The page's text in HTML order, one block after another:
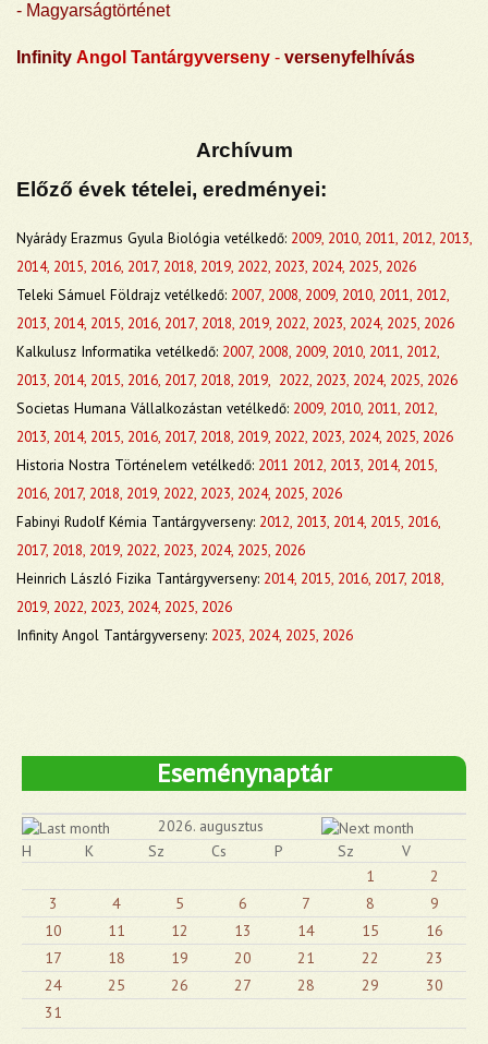
- Magyarságtörténet
Infinity Angol Tantárgyverseny - versenyfelhívás
Archívum
Előző évek tételei, eredményei:
Nyárády Erazmus Gyula Biológia vetélkedő: 2009, 2010, 2011, 2012, 2013,
2014, 2015, 2016, 2017, 2018, 2019, 2022, 2023, 2024, 2025, 2026
Teleki Sámuel Földrajz vetélkedő: 2007, 2008, 2009, 2010, 2011, 2012,
2013, 2014, 2015, 2016, 2017, 2018, 2019, 2022, 2023, 2024, 2025, 2026
Kalkulusz Informatika vetélkedő: 2007, 2008, 2009, 2010, 2011, 2012,
2013, 2014, 2015, 2016, 2017, 2018, 2019, 2022, 2023, 2024, 2025, 2026
Societas Humana Vállalkozástan vetélkedő: 2009, 2010, 2011, 2012,
2013, 2014, 2015, 2016, 2017, 2018, 2019, 2022, 2023, 2024, 2025, 2026
Historia Nostra Történelem vetélkedő: 2011 2012, 2013, 2014, 2015,
2016, 2017, 2018, 2019, 2022, 2023, 2024, 2025, 2026
Fabinyi Rudolf Kémia Tantárgyverseny: 2012, 2013, 2014, 2015, 2016,
2017, 2018, 2019, 2022, 2023, 2024, 2025, 2026
Heinrich László Fizika Tantárgyverseny: 2014, 2015, 2016, 2017, 2018,
2019, 2022, 2023, 2024, 2025, 2026
Infinity Angol Tantárgyverseny: 2023, 2024, 2025, 2026
Eseménynaptár
2026. augusztus
H
K Sz Cs P Sz
V
1
2
3
4 5 6 7 8
9
10
11 12 13 14 15
16
17
18 19 20 21 22
23
24
25 26 27 28 29
30
31